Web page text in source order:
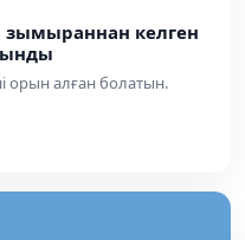
зымыраннан келген
орын алған болатын.